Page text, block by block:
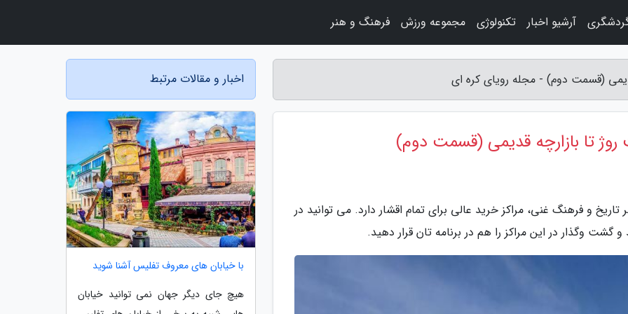
قدیمی (قسمت دوم) - مجله رویای کره ای
روژ تا بازارچه قدیمی (قسمت دوم)
و فرهنگ غنی، مراکز خرید عالی برای تمام اقشار دارد. می توانید در
وگذار در این مراکز را هم در برنامه تان قرار دهید.
اخبار و مقالات مرتبط
با خیابان های معروف تفلیس آشنا شوید
هیچ جای دیگر جهان نمی توانید خیابان
آرشیو اخبار تکنولوژی مجموعه ورزش فرهنگ و هنر